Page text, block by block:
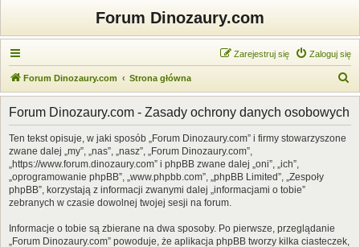
Forum Dinozaury.com
Zaloguj się
Zarejestruj się
Forum Dinozaury.com Strona główna
z
Forum Dinozaury.com - Zasady ochrony danych osobowych
Ten tekst opisuje, w jaki sposób „Forum Dinozaury.com” i firmy stowarzyszone
zwane dalej „my”, „nas”, „nasz”, „Forum Dinozaury.com”,
„https://www.forum.dinozaury.com” i phpBB zwane dalej „oni”, „ich”,
„oprogramowanie phpBB”, „www.phpbb.com”, „phpBB Limited”, „Zespoły
phpBB”, korzystają z informacji zwanymi dalej „informacjami o tobie”
zebranych w czasie dowolnej twojej sesji na forum.
Informacje o tobie są zbierane na dwa sposoby. Po pierwsze, przeglądanie
„Forum Dinozaury.com” powoduje, że aplikacja phpBB tworzy kilka ciasteczek,